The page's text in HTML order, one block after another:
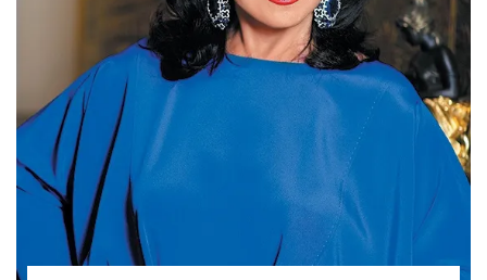
стоит на месте: каждый год появляются
новые препараты с усовершенствованной
формулой гиалуронки и эффективные
техники их введения. Одними из самых
заметных в последнее время стали
инъекции Profhilo и Aquashine.
Рассказываем, как они работают, чем
отличаются от предшественников и
какому средству стоит отдать
предпочтение.